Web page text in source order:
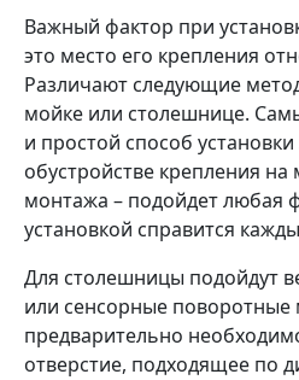
Важный фактор при
это место его крепления
Различают следующие
мойке или столешнице.
и простой способ
обустройстве крепления на
монтажа – подойдет любая
установкой справится
Для столешницы подойдут
или сенсорные поворотные
предварительно
отверстие, подходящее по